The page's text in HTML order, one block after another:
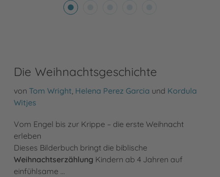
Die Weihnachtsgeschichte
von Tom Wright, Helena Perez Garcia und Kordula
Witjes
Vom Engel bis zur Krippe – die erste Weihnacht
erleben
Dieses Bilderbuch bringt die biblische
Weihnachtserzählung Kindern ab 4 Jahren auf
einfühlsame …